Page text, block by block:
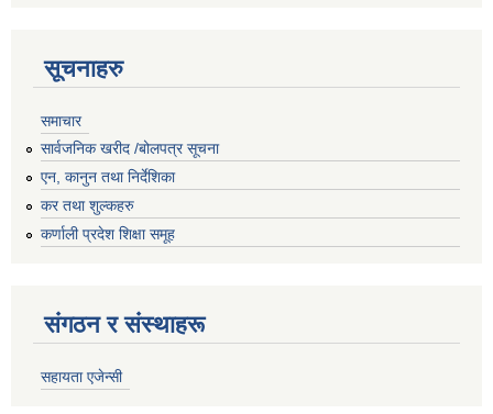
सूचनाहरु
समाचार
सार्वजनिक खरीद /बोलपत्र सूचना
एन, कानुन तथा निर्देशिका
कर तथा शुल्कहरु
कर्णाली प्रदेश शिक्षा समूह
संगठन र संस्थाहरू
सहायता एजेन्सी